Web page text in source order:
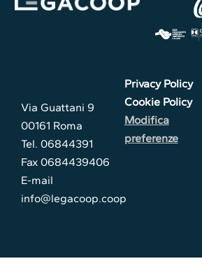
Via Guattani 9
00161 Roma
Tel. 06844391
Fax 0684439406
E-mail
info@legacoop.coop
Privacy Policy
Cookie Policy
Modifica
preferenze